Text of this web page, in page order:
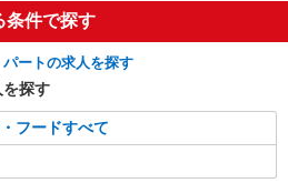
幡ヶ谷南口
ー・キッチンスタッフ
円 ＜高校生＞時給1250円
渋谷区幡ケ谷1-32-19
条件で探す
ートの求人を探す
を探す
フードすべて